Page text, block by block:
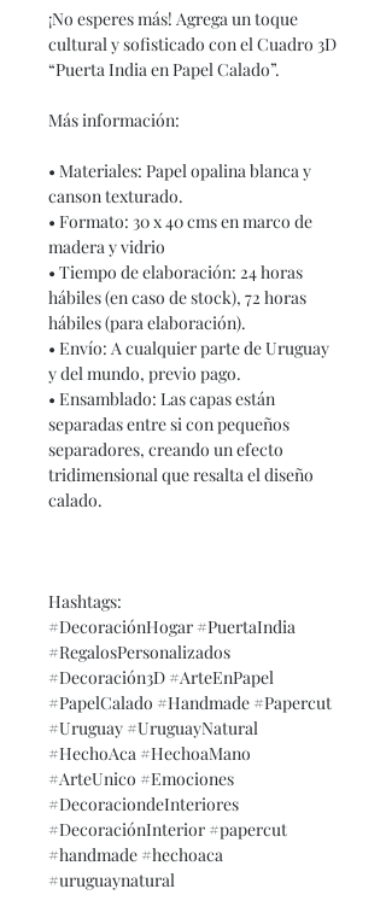
¡No esperes más! Agrega un toque
cultural y sofisticado con el Cuadro 3D
“Puerta India en Papel Calado”.
Más información:
• Materiales: Papel opalina blanca y
canson texturado.
• Formato: 30 x 40 cms en marco de
madera y vidrio
• Tiempo de elaboración: 24 horas
hábiles (en caso de stock), 72 horas
hábiles (para elaboración).
• Envío: A cualquier parte de Uruguay
y del mundo, previo pago.
• Ensamblado: Las capas están
separadas entre si con pequeños
separadores, creando un efecto
tridimensional que resalta el diseño
calado.
Hashtags:
#DecoraciónHogar #PuertaIndia
#RegalosPersonalizados
#Decoración3D #ArteEnPapel
#PapelCalado #Handmade #Papercut
#Uruguay #UruguayNatural
#HechoAca #HechoaMano
#ArteUnico #Emociones
#DecoraciondeInteriores
#DecoraciónInterior #papercut
#handmade #hechoaca
#uruguaynatural